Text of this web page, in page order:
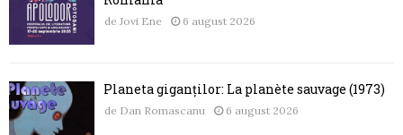
de Jovi Ene 6 august 2026
Planeta giganților: La planète sauvage (1973)
de Dan Romascanu 6 august 2026